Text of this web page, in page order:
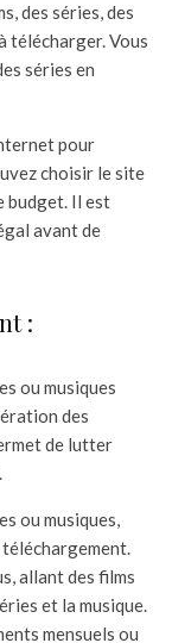
des séries, des
télécharger. Vous
séries en
pour
choisir le site
budget. Il est
avant de
:
ou musiques
des
de lutter
ou musiques,
allant des films
et la musique.
mensuels ou